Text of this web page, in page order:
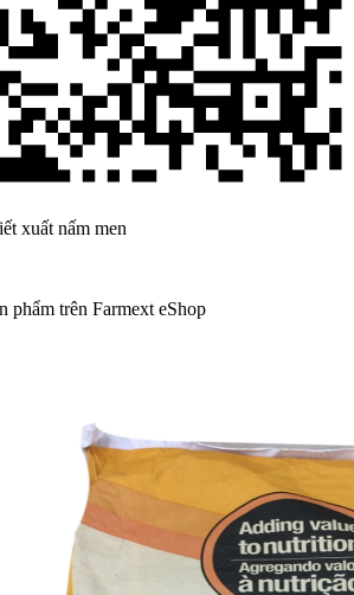
xuất nấm men
phẩm trên Farmext eShop